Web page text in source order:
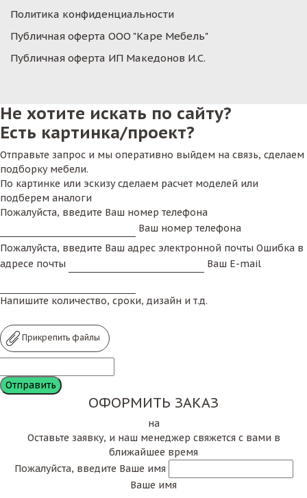
Политика конфиденциальности
Публичная оферта ООО "Каре Мебель"
Публичная оферта ИП Македонов И.С.
Не хотите искать по сайту?
Есть картинка/проект?
Отправьте запрос и мы оперативно выйдем на связь, сделаем
подборку мебели.
По картинке или эскизу сделаем расчет моделей или
подберем аналоги
Пожалуйста, введите Ваш номер телефона
Ваш номер телефона
Пожалуйста, введите Ваш адрес электронной почты Ошибка в
адресе почты
Ваш E-mail
Напишите количество, сроки, дизайн и т.д.
Прикрепить файлы
ОФОРМИТЬ ЗАКАЗ
на
Оставьте заявку, и наш менеджер свяжется с вами в
ближайшее время
Пожалуйста, введите Ваше имя
Ваше имя